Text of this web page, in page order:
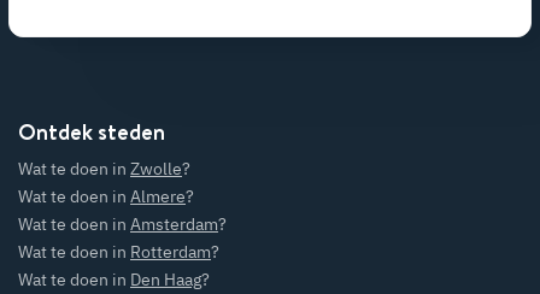
Ontdek steden
Wat te doen in Zwolle?
Wat te doen in Almere?
Wat te doen in Amsterdam?
Wat te doen in Rotterdam?
Wat te doen in Den Haag?